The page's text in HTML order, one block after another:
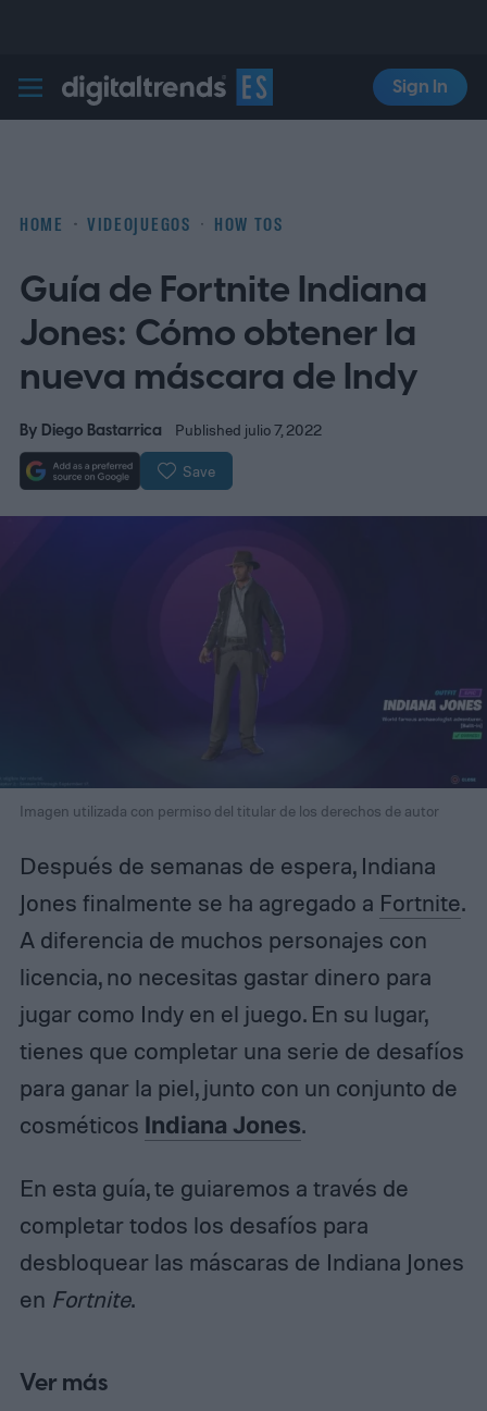
Digital Trends Español
Sign In
HOME VIDEOJUEGOS HOW TOS
Guía de Fortnite Indiana
Jones: Cómo obtener la
nueva máscara de Indy
By Diego Bastarrica Published julio 7, 2022
Save
Imagen utilizada con permiso del titular de los derechos de autor
Después de semanas de espera, Indiana
Jones finalmente se ha agregado a Fortnite.
A diferencia de muchos personajes con
licencia, no necesitas gastar dinero para
jugar como Indy en el juego. En su lugar,
tienes que completar una serie de desafíos
para ganar la piel, junto con un conjunto de
cosméticos Indiana Jones.
En esta guía, te guiaremos a través de
completar todos los desafíos para
desbloquear las máscaras de Indiana Jones
en Fortnite.
Ver más